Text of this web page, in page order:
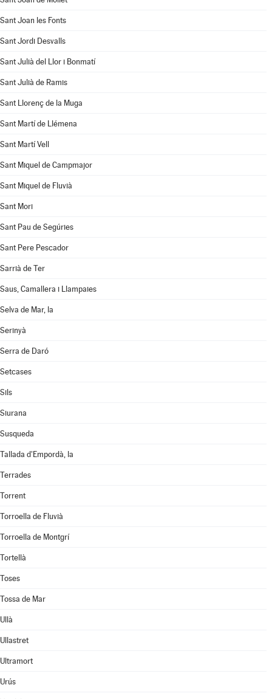
Sant Joan les Fonts
Sant Jordi Desvalls
Sant Julià del Llor i Bonmatí
Sant Julià de Ramis
Sant Llorenç de la Muga
Sant Martí de Llémena
Sant Martí Vell
Sant Miquel de Campmajor
Sant Miquel de Fluvià
Sant Mori
Sant Pau de Segúries
Sant Pere Pescador
Sarrià de Ter
Saus, Camallera i Llampaies
Selva de Mar, la
Serinyà
Serra de Daró
Setcases
Sils
Siurana
Susqueda
Tallada d'Empordà, la
Terrades
Torrent
Torroella de Fluvià
Torroella de Montgrí
Tortellà
Toses
Tossa de Mar
Ullà
Ullastret
Ultramort
Urús